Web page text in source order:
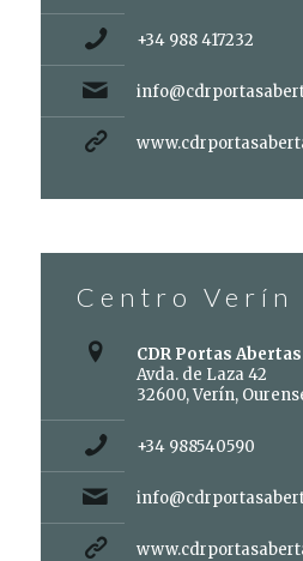
+34 988 417232
Centro Verín
CDR Portas Abertas
Avda. de Laza 42
32600, Verín,
+34 988540590